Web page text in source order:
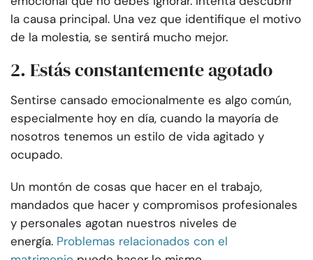
la causa principal. Una vez que identifique el motivo
de la molestia, se sentirá mucho mejor.
2. Estás constantemente agotado
Sentirse cansado emocionalmente es algo común,
especialmente hoy en día, cuando la mayoría de
nosotros tenemos un estilo de vida agitado y
ocupado.
Un montón de cosas que hacer en el trabajo,
mandados que hacer y compromisos profesionales
y personales agotan nuestros niveles de
energía. Problemas relacionados con el